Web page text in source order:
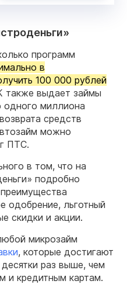
программ
в
100 000 рублей
выдает займы
одного миллиона
средств
можно
ПТС.
в том, что на
» подробно
одобрение, льготный
скидки и акции.
микрозайм
, которые достигают
раз выше, чем
и кредитным картам.